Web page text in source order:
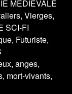
MEDIÉVALE
Vierges,
SCI-FI
Futuriste,
anges,
mort-vivants,